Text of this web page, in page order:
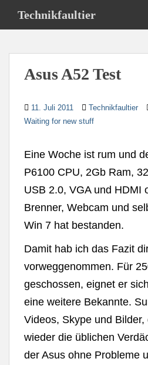
Technikfaultier
Asus A52 Test
11. Juli 2011 Technikfaultier
Waiting for new stuff
Eine Woche ist rum und
P6100 CPU, 2Gb Ram,
USB 2.0, VGA und HDMI
Brenner, Webcam und
Win 7 hat bestanden.
Damit hab ich das Fazit
vorweggenommen. Für
geschossen, eignet er
eine weitere Bekannte.
Videos, Skype und Bilder,
wieder die üblichen
der Asus ohne Probleme